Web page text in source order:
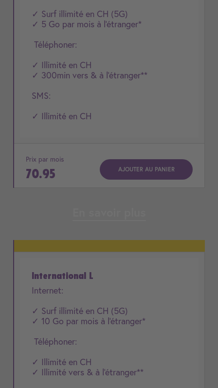
✓ Surf illimité en CH (5G)
✓ 5 Go par mois à l'étranger*
Téléphoner:
✓ Illimité en CH
✓ 300min vers & à l'étranger**
SMS:
✓ Illimité en CH
Prix par mois
70.95 AJOUTER AU PANIER
International L
Internet:
✓ Surf illimité en CH (5G)
✓ 10 Go par mois à l'étranger*
Téléphoner:
✓ Illimité en CH
✓ Illimité vers & à l'étranger**